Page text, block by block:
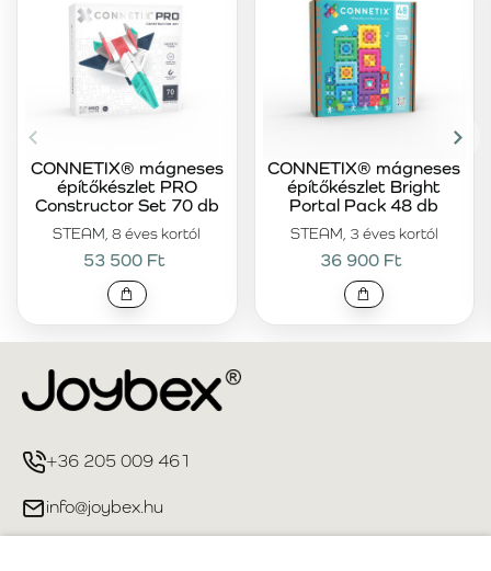
STEAM, 8 éves kortól
CONNETIX® mágneses
építőkészlet PRO
Constructor Set 70 db
53 500 Ft
STEAM, 3 éves kortól
CONNETIX® mágneses
építőkészlet Bright
Portal Pack 48 db
36 900 Ft
+36 205 009 461
info@joybex.hu